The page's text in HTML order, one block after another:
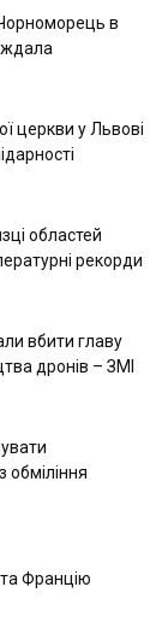
в
церкви у Львові
областей
рекорди
вбити главу
дронів – ЗМІ
обміління
та Францію